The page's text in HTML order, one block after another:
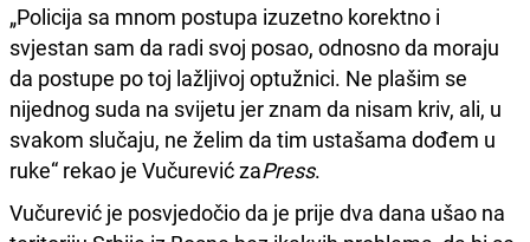
„Policija sa mnom postupa izuzetno korektno i
svjestan sam da radi svoj posao, odnosno da moraju
da postupe po toj lažljivoj optužnici. Ne plašim se
nijednog suda na svijetu jer znam da nisam kriv, ali, u
svakom slučaju, ne želim da tim ustašama dođem u
ruke“ rekao je Vučurević zaPress.
Vučurević je posvjedočio da je prije dva dana ušao na